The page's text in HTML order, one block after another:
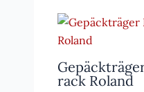
rack Roland